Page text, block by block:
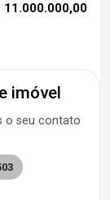
11.000.000,00
imóvel
o seu contato